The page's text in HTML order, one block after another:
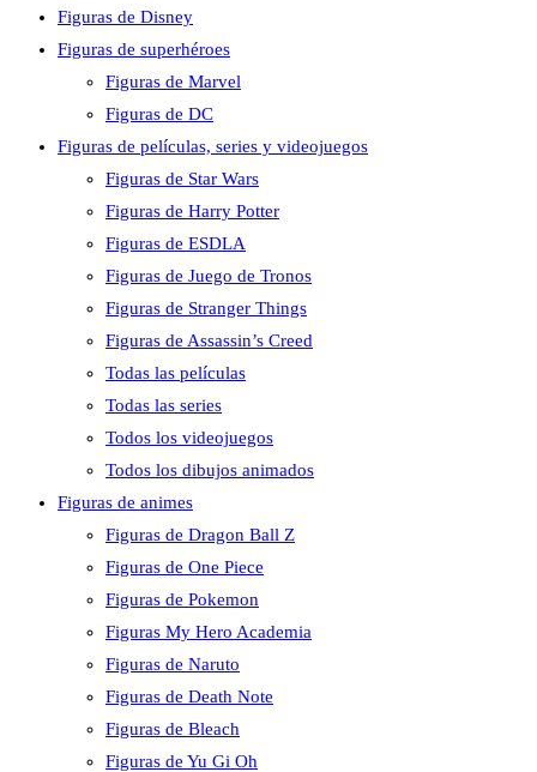
Figuras de Disney
Figuras de superhéroes
Figuras de Marvel
Figuras de DC
Figuras de películas, series y videojuegos
Figuras de Star Wars
Figuras de Harry Potter
Figuras de ESDLA
Figuras de Juego de Tronos
Figuras de Stranger Things
Figuras de Assassin’s Creed
Todas las películas
Todas las series
Todos los videojuegos
Todos los dibujos animados
Figuras de animes
Figuras de Dragon Ball Z
Figuras de One Piece
Figuras de Pokemon
Figuras My Hero Academia
Figuras de Naruto
Figuras de Death Note
Figuras de Bleach
Figuras de Yu Gi Oh